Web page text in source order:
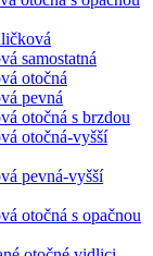
samostatná
otočná
pevná
otočná s brzdou
otočná-vyšší
pevná-vyšší
otočná s opačnou